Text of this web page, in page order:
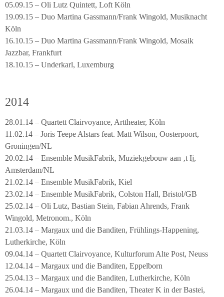
05.09.15 – Oli Lutz Quintett, Loft Köln
19.09.15 – Duo Martina Gassmann/Frank Wingold, Musiknacht
Köln
16.10.15 – Duo Martina Gassmann/Frank Wingold, Mosaik
Jazzbar, Frankfurt
18.10.15 – Underkarl, Luxemburg
2014
28.01.14 – Quartett Clairvoyance, Arttheater, Köln
11.02.14 – Joris Teepe Alstars feat. Matt Wilson, Oosterpoort,
Groningen/NL
20.02.14 – Ensemble MusikFabrik, Muziekgebouw aan ‚t Ij,
Amsterdam/NL
21.02.14 – Ensemble MusikFabrik, Kiel
23.02.14 – Ensemble MusikFabrik, Colston Hall, Bristol/GB
25.02.14 – Oli Lutz, Bastian Stein, Fabian Ahrends, Frank
Wingold, Metronom., Köln
21.03.14 – Margaux und die Banditen, Frühlings-Happening,
Lutherkirche, Köln
09.04.14 – Quartett Clairvoyance, Kulturforum Alte Post, Neuss
12.04.14 – Margaux und die Banditen, Eppelborn
25.04.13 – Margaux und die Banditen, Lutherkirche, Köln
26.04.14 – Margaux und die Banditen, Theater K in der Bastei,